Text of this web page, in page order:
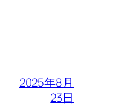
2025年8月
23日